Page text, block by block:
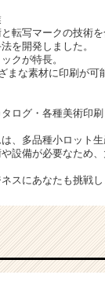
転写マークの技術
を開発しました。
クが特長。
まな素材に印刷が可
ログ・各種美術印刷
、多品種小ロット生
設備が必要なため
スにあなたも挑戦し